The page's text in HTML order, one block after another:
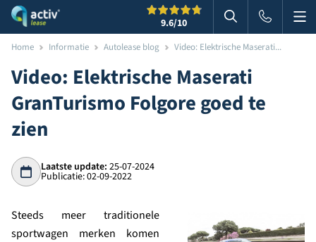
9.6/10 Zoeken in
Home Informatie Autolease blog Video: Elektrische Maserati...
Video: Elektrische Maserati
GranTurismo Folgore goed te
zien
Laatste update: 25-07-2024
Publicatie: 02-09-2022
Steeds meer traditionele
sportwagen merken komen